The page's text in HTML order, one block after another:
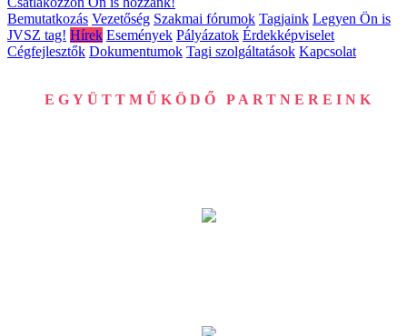
Csatlakozzon Ön is hozzánk!
JVSZ tag! Hírek Események Pályázatok Érdekképviselet